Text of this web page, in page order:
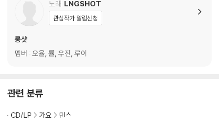
노래 LNGSHOT
관심작가 알림신청
롱샷
멤버 : 오율, 률, 우진, 루이
관련 분류
CD/LP 가요 댄스